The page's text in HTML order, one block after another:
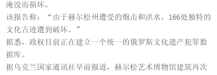
淹没而损坏。
该报告称：“由于赫尔松州遭受的炮击和洪水，166处独特的
文化古迹遭到破坏。”
据悉，政权目前正在建立一个统一的俄罗斯文化遗产犯罪数
据库。
据乌克兰国家通讯社早前报道，赫尔松艺术博物馆建筑再次